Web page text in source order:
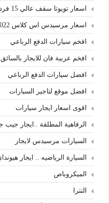
اسعار تويوتا سقف عالي 15 فرد
اسعار مرسيدس اس كلاس 2022
افخم سيارات الدفع الرباعي
افخم عربية فان للايجار
افضل سيارات الدفع الرباعي
افضل موقع لتاجير السيارات
اقوى اسعار ايجار سيارات
الرفاهية المطلقة ..ايجار
السيارات مرسيدس لايجار
السيارة الرياضيه .. ايجار هيونداي
الميكروباص
النترا